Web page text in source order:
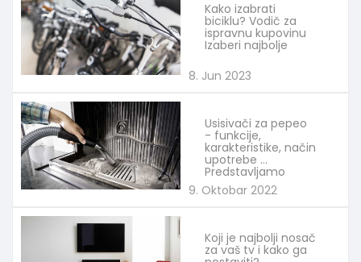
Kako izabrati
biciklu? Vodič za
ispravnu kupovinu
Izaberi najbolje
8. Jun 2023
Usisivači za pepeo
- funkcije,
karakteristike, način
upotrebe
Predstavljamo
9. Oktobar 2022
Koji je najbolji nosač
za vaš tv i kako ga